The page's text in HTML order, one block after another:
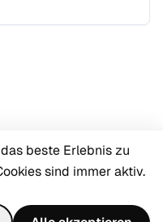
beste Erlebnis zu
sind immer aktiv.